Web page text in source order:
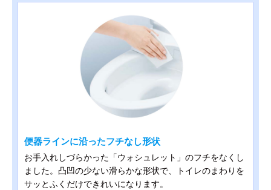
便器ラインに沿ったフチなし形状
お手入れしづらかった「ウォシュレット」のフチをなくし
ました。凸凹の少ない滑らかな形状で、トイレのまわりを
サッとふくだけできれいになります。